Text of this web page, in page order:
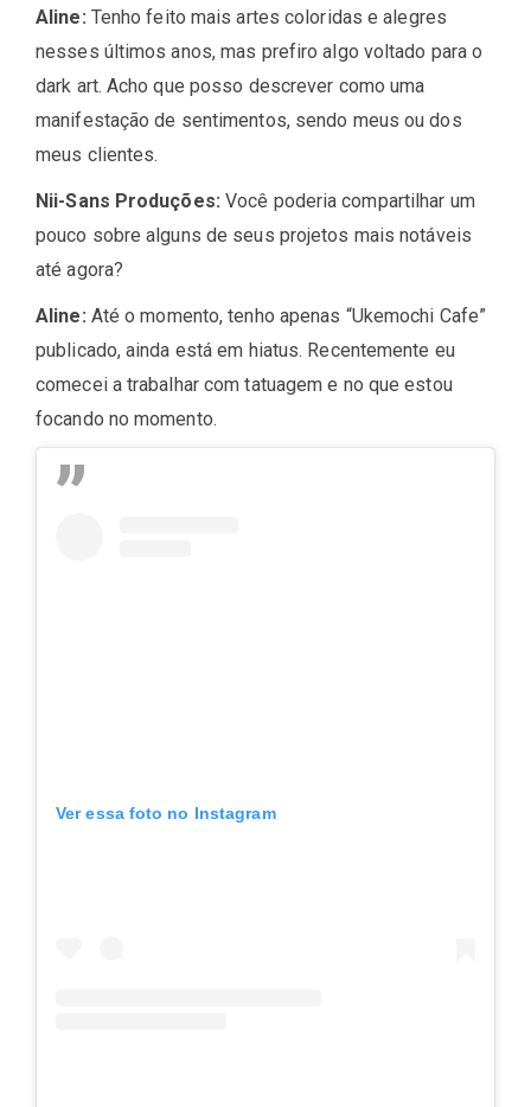
Aline: Tenho feito mais artes coloridas e alegres
nesses últimos anos, mas prefiro algo voltado para o
dark art. Acho que posso descrever como uma
manifestação de sentimentos, sendo meus ou dos
meus clientes.
Nii-Sans Produções: Você poderia compartilhar um
pouco sobre alguns de seus projetos mais notáveis
até agora?
Aline: Até o momento, tenho apenas “Ukemochi Cafe”
publicado, ainda está em hiatus. Recentemente eu
comecei a trabalhar com tatuagem e no que estou
focando no momento.
Ver essa foto no Instagram